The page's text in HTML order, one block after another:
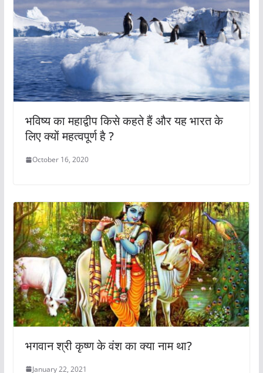
भविष्य का महाद्वीप किसे कहते हैं और यह भारत के
लिए क्यों महत्वपूर्ण है ?
October 16, 2020
भगवान श्री कृष्ण के वंश का क्या नाम था?
January 22, 2021